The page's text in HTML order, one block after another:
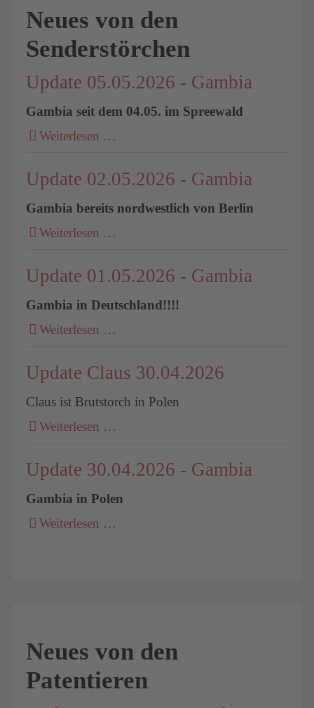
Neues von den
Senderstörchen
Update 05.05.2026 - Gambia
Gambia seit dem 04.05. im Spreewald
Weiterlesen …
Update 02.05.2026 - Gambia
Gambia bereits nordwestlich von Berlin
Weiterlesen …
Update 01.05.2026 - Gambia
Gambia in Deutschland!!!!
Weiterlesen …
Update Claus 30.04.2026
Claus ist Brutstorch in Polen
Weiterlesen …
Update 30.04.2026 - Gambia
Gambia in Polen
Weiterlesen …
Neues von den
Patentieren